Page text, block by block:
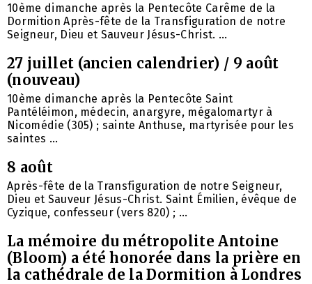
10ème dimanche après la Pentecôte Carême de la
Dormition Après-fête de la Transfiguration de notre
Seigneur, Dieu et Sauveur Jésus-Christ. ...
27 juillet (ancien calendrier) / 9 août
(nouveau)
10ème dimanche après la Pentecôte Saint
Pantéléimon, médecin, anargyre, mégalomartyr à
Nicomédie (305) ; sainte Anthuse, martyrisée pour les
saintes ...
8 août
Après-fête de la Transfiguration de notre Seigneur,
Dieu et Sauveur Jésus-Christ. Saint Émilien, évêque de
Cyzique, confesseur (vers 820) ; ...
La mémoire du métropolite Antoine
(Bloom) a été honorée dans la prière en
la cathédrale de la Dormition à Londres